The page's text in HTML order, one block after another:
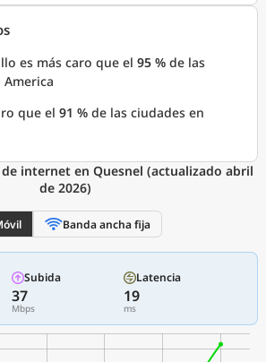
es más caro que el 95 % de las
que el 91 % de las ciudades en
internet en Quesnel (actualizado abril
de 2026)
Banda ancha fija
Subida
37
Mbps
Latencia
19
ms